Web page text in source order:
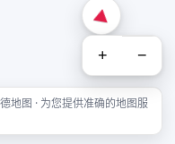
+ −
地图 · 为您提供准确的地图服